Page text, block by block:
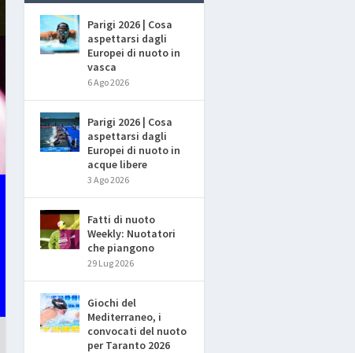
Parigi 2026 | Cosa
aspettarsi dagli
Europei di nuoto in
vasca
6 Ago 2026
Parigi 2026 | Cosa
aspettarsi dagli
Europei di nuoto in
acque libere
3 Ago 2026
Fatti di nuoto
Weekly: Nuotatori
che piangono
29 Lug 2026
Giochi del
Mediterraneo, i
convocati del nuoto
per Taranto 2026